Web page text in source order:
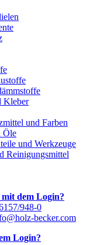
Kleber
und Farben
Öle
und Werkzeuge
Reinigungsmittel
dem Login?
948-0
becker.com
Login?